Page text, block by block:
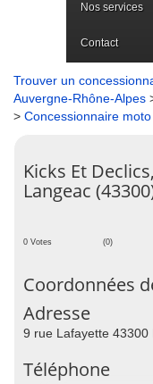
Nos services
Contact
Trouver un
Auvergne-Rhône-Alpes
> Concessionnaire
Kicks Et
Langeac
0 Votes (0)
Coordonnées
Adresse
9 rue Lafayette 43300
Téléphone